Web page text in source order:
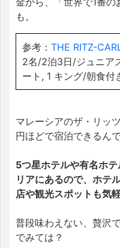
も。
参考： THE RITZ-
2名/2泊3日/ジュニア
ート, 1 キング/朝食付
マレーシアのザ・リッ
円ほどで宿泊できるんで
5つ星ホテルや有名ホ
リアにあるので、ホテ
店や観光スポットも気
普段味わえない、贅沢
でみては？